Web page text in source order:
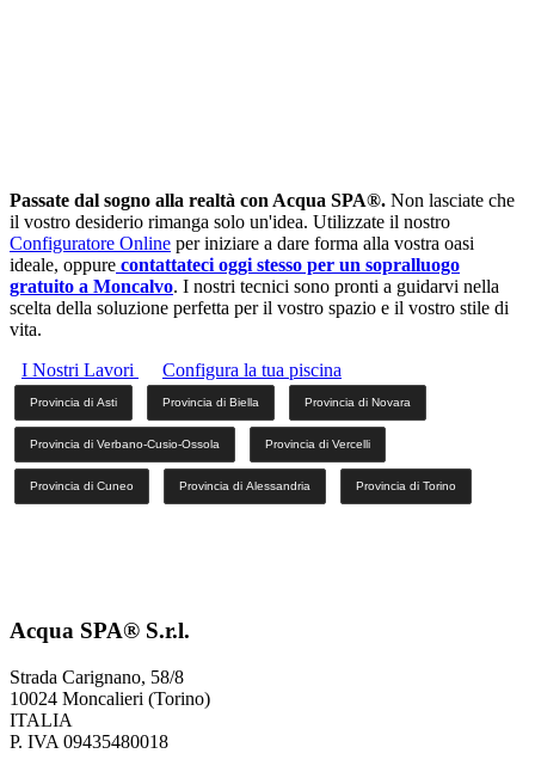
Passate dal sogno alla realtà con Acqua SPA®. Non lasciate che
il vostro desiderio rimanga solo un'idea. Utilizzate il nostro
Configuratore Online per iniziare a dare forma alla vostra oasi
ideale, oppure contattateci oggi stesso per un sopralluogo
gratuito a Moncalvo. I nostri tecnici sono pronti a guidarvi nella
scelta della soluzione perfetta per il vostro spazio e il vostro stile di
vita.
I Nostri Lavori
Configura la tua piscina
Provincia di Asti Provincia di Biella Provincia di Novara
Provincia di Verbano-Cusio-Ossola Provincia di Vercelli
Provincia di Cuneo Provincia di Alessandria Provincia di Torino
Acqua SPA® S.r.l.
Strada Carignano, 58/8
10024 Moncalieri (Torino)
ITALIA
P. IVA 09435480018